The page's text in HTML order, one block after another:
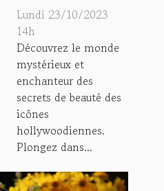
icônes
hollywoodiennes
Lundi 23/10/2023
14h
Découvrez le monde
mystérieux et
enchanteur des
secrets de beauté des
icônes
hollywoodiennes.
Plongez dans...